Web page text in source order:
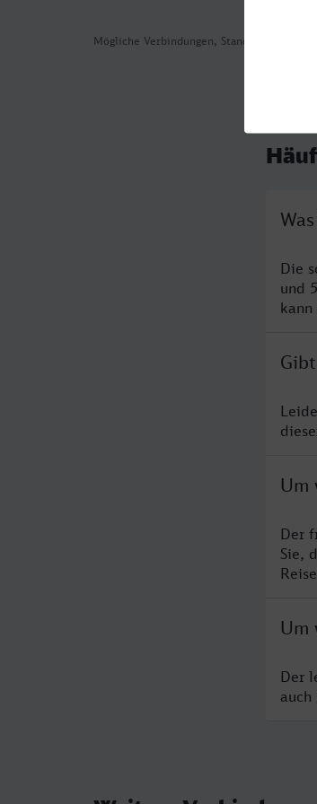
Mögliche Verbindungen, Stand: 2026-07-30
Die
und
Um
Der
Sie,
Um
Der
auch